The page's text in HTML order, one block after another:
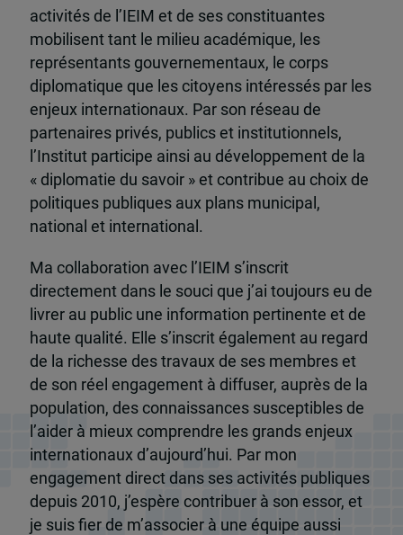
activités de l’IEIM et de ses constituantes
mobilisent tant le milieu académique, les
représentants gouvernementaux, le corps
diplomatique que les citoyens intéressés par les
enjeux internationaux. Par son réseau de
partenaires privés, publics et institutionnels,
l’Institut participe ainsi au développement de la
« diplomatie du savoir » et contribue au choix de
politiques publiques aux plans municipal,
national et international.
Ma collaboration avec l’IEIM s’inscrit
directement dans le souci que j’ai toujours eu de
livrer au public une information pertinente et de
haute qualité. Elle s’inscrit également au regard
de la richesse des travaux de ses membres et
de son réel engagement à diffuser, auprès de la
population, des connaissances susceptibles de
l’aider à mieux comprendre les grands enjeux
internationaux d’aujourd’hui. Par mon
engagement direct dans ses activités publiques
depuis 2010, j’espère contribuer à son essor, et
je suis fier de m’associer à une équipe aussi